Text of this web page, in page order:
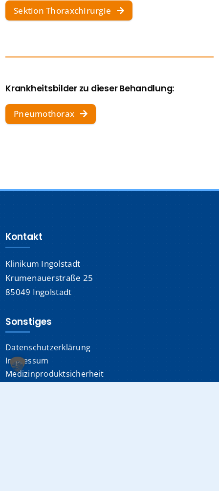
Sektion Thoraxchirurgie
Krankheitsbilder zu dieser Behandlung:
Pneumothorax
Kontakt
Klinikum Ingolstadt
Krumenauerstraße 25
85049 Ingolstadt
Sonstiges
Datenschutzerklärung
Impressum
Medizinproduktsicherheit